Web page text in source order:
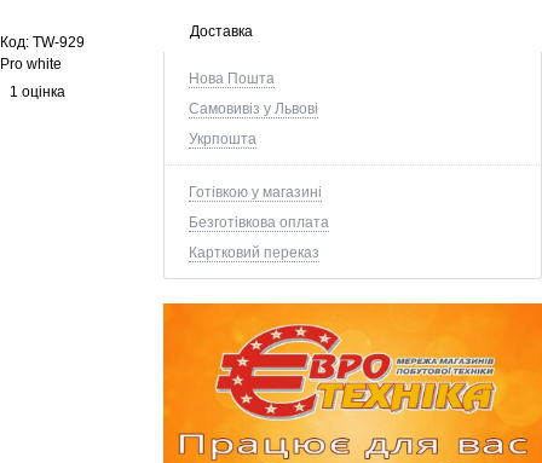
Доставка
Нова Пошта
Самовивіз у Львові
Укрпошта
Готівкою у магазині
Безготівкова оплата
Картковий переказ
Код: TW-929
Pro white
1 оцінка